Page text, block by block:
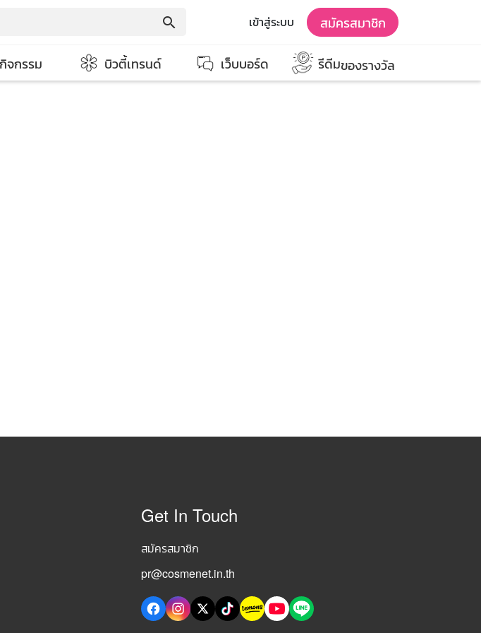
search เข้าสู่ระบบ สมัครสมาชิก
กิจกรรม บิวตี้เทรนด์ เว็บบอร์ด รีดีมของรางวัล
Get In Touch
สมัครสมาชิก
pr@cosmenet.in.th